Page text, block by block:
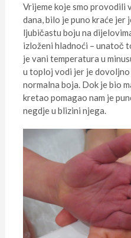
Vrijeme koje smo provodili
dana, bilo je puno kraće jer
ljubičastu boju na
izloženi hladnoći – unatoč
je vani temperatura u
u toploj vodi jer je dovoljno
normalna boja. Dok je bio
kretao pomagao nam je
negdje u blizini njega.